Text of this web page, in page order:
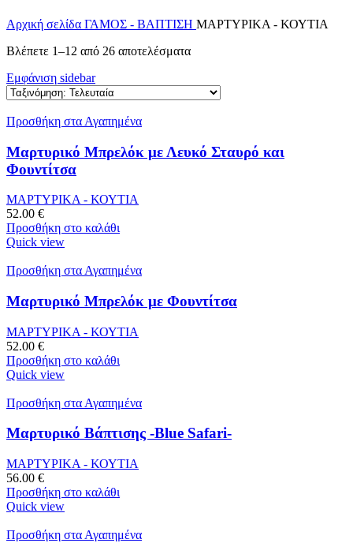
Αρχική σελίδα ΓΑΜΟΣ - ΒΑΠΤΙΣΗ ΜΑΡΤΥΡΙΚΑ - ΚΟΥΤΙΑ
Βλέπετε 1–12 από 26 αποτελέσματαSorted
Εμφάνιση sidebar
Προσθήκη στα Αγαπημένα
Μαρτυρικό Μπρελόκ με Λευκό Σταυρό και
Φουντίτσα
ΜΑΡΤΥΡΙΚΑ - ΚΟΥΤΙΑ
52.00 €
Προσθήκη στο καλάθι
Quick view
Προσθήκη στα Αγαπημένα
Μαρτυρικό Μπρελόκ με Φουντίτσα
ΜΑΡΤΥΡΙΚΑ - ΚΟΥΤΙΑ
52.00 €
Προσθήκη στο καλάθι
Quick view
Προσθήκη στα Αγαπημένα
Μαρτυρικό Βάπτισης -Blue Safari-
ΜΑΡΤΥΡΙΚΑ - ΚΟΥΤΙΑ
56.00 €
Προσθήκη στο καλάθι
Quick view
Προσθήκη στα Αγαπημένα